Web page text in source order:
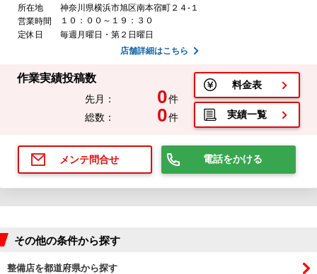
所在地
神奈川県横浜市旭区南本宿町２４-１
営業時間
１０：００～１９：３０
定休日
毎週月曜日・第２日曜日
店舗詳細はこちら
作業実績投稿数
先月： 0件
総数：
0件
料金表
実績一覧
メンテ問合せ 電話をかける
その他の条件から探す
整備店を都道府県から探す